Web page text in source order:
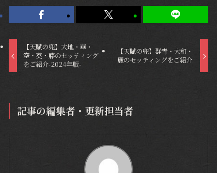
【天賦の兜】大地・華・
空・葵・藤のセッティング
をご紹介-2024年版-
【天賦の兜】群青・大和・
麗のセッティングをご紹介
記事の編集者・更新担当者